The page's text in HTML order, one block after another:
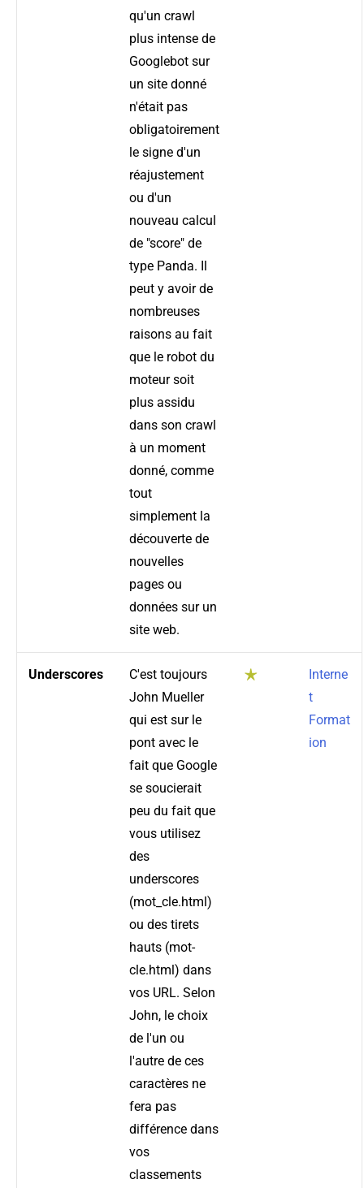
qu'un crawl
plus intense de
Googlebot sur
un site donné
n'était pas
obligatoirement
le signe d'un
réajustement
ou d'un
nouveau calcul
de "score" de
type Panda. Il
peut y avoir de
nombreuses
raisons au fait
que le robot du
moteur soit
plus assidu
dans son crawl
à un moment
donné, comme
tout
simplement la
découverte de
nouvelles
pages ou
données sur un
site web.
Underscores
C'est toujours
John Mueller
qui est sur le
pont avec le
fait que Google
se soucierait
peu du fait que
vous utilisez
des
underscores
(mot_cle.html)
ou des tirets
hauts (mot-
cle.html) dans
vos URL. Selon
John, le choix
de l'un ou
l'autre de ces
caractères ne
fera pas
différence dans
vos
classements
Interne
t
Format
ion